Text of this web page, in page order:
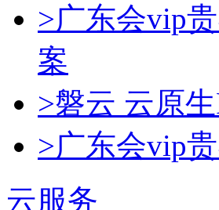
>广东会vip
案
>磐云 云原生
>广东会vip
云服务